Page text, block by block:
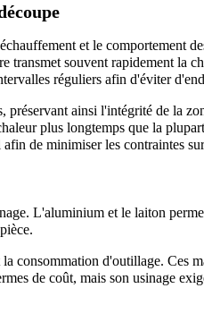
et le comportement
souvent rapidement la
réguliers afin d'éviter
ainsi l'intégrité de la
plus longtemps que la
de minimiser les contraintes
L'aluminium et le laiton
consommation d'outillage. Ces
de coût, mais son usinage